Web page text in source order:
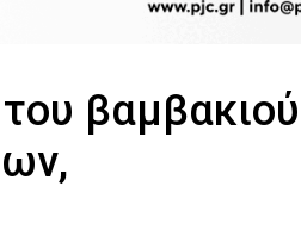
του